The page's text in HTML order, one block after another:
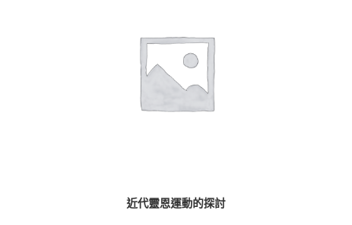
近代靈恩運動的探討